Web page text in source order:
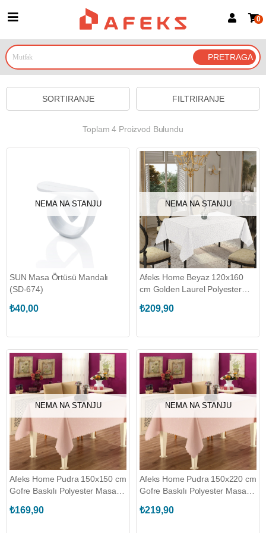
Prijava za članove
Prijavite se Google nalogom
0
FILTRIRANJE
SORTIRANJE
Toplam 4 Proizvod Bulundu
NEMA NA STANJU
SUN Masa Örtüsü Mandalı
(SD-674)
₺40,00
NEMA NA STANJU
Afeks Home Beyaz 120x160
cm Golden Laurel Polyester
(AFEKSHOME.20001)
₺209,90
NEMA NA STANJU
Afeks Home Pudra 150x150 cm
Gofre Baskılı Polyester Masa
₺169,90
NEMA NA STANJU
Afeks Home Pudra 150x220 cm
Gofre Baskılı Polyester Masa
₺219,90